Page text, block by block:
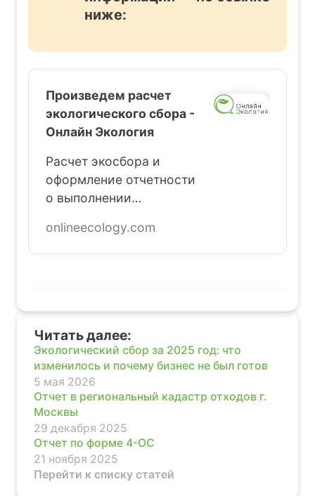
ниже:
Произведем расчет
экологического сбора -
Онлайн Экология
Расчет экосбора и
оформление отчетности
о выполнении
onlineecology.com
Читать далее:
Экологический сбор за 2025 год: что
изменилось и почему бизнес не был готов
5 мая 2026
Отчет в региональный кадастр отходов г.
Москвы
29 декабря 2025
Отчет по форме 4-ОС
21 ноября 2025
Перейти к списку статей